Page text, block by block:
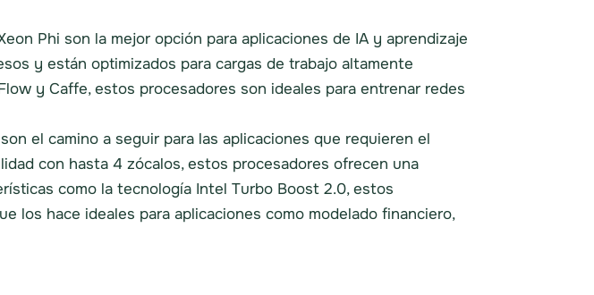
Phi son la mejor opción para aplicaciones de IA y aprendizaje
y están optimizados para cargas de trabajo altamente
y Caffe, estos procesadores son ideales para entrenar redes
el camino a seguir para las aplicaciones que requieren el
con hasta 4 zócalos, estos procesadores ofrecen una
como la tecnología Intel Turbo Boost 2.0, estos
los hace ideales para aplicaciones como modelado financiero,